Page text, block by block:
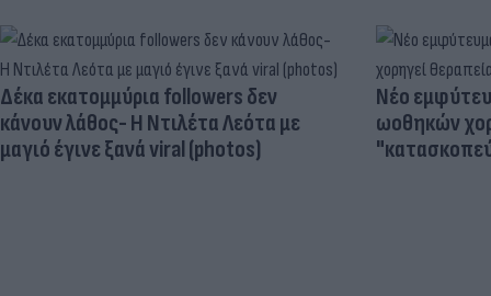
Δέκα εκατομμύρια followers δεν
κάνουν λάθος- Η Ντιλέτα Λεότα με
μαγιό έγινε ξανά viral (photos)
Νέο
ωοθηκών